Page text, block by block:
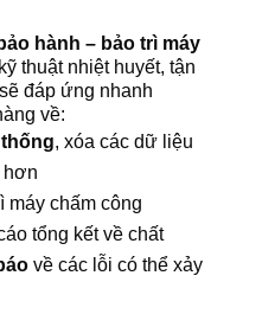
hành – bảo trì máy
thuật nhiệt huyết, tận
đáp ứng nhanh
về:
, xóa các dữ liệu
hơn
tổng kết về chất
về các lỗi có thể xảy